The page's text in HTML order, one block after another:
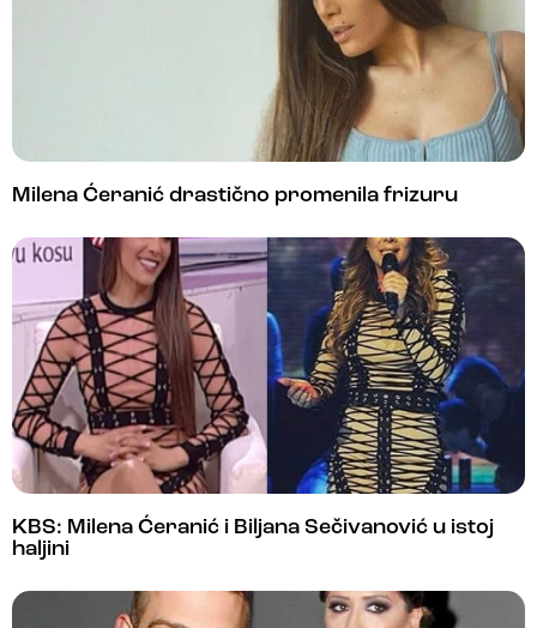
Milena Ćeranić drastično promenila frizuru
KBS: Milena Ćeranić i Biljana Sečivanović u istoj
haljini